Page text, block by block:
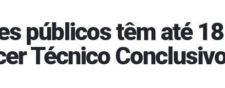
públicos têm até
Técnico